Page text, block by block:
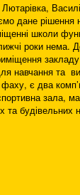
дане
школи
роки нема.
навчання та
є два
зала,
будівельних